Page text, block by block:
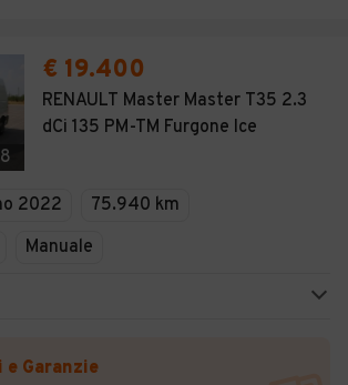
8
€ 19.400
RENAULT Master Master T35 2.3
dCi 135 PM-TM Furgone Ice
2022
75.940 km
Manuale
Garanzie